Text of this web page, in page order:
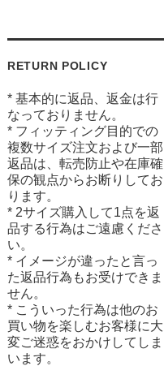
RETURN POLICY
* 基本的に返品、返金は行
なっておりません。
* フィッティング目的での
複数サイズ注文および一部
返品は、転売防止や在庫確
保の観点からお断りしてお
ります。
* 2サイズ購入して1点を返
品する行為はご遠慮くださ
い。
* イメージが違ったと言っ
た返品行為もお受けできま
せん。
* こういった行為は他のお
買い物を楽しむお客様に大
変ご迷惑をおかけしてしま
います。